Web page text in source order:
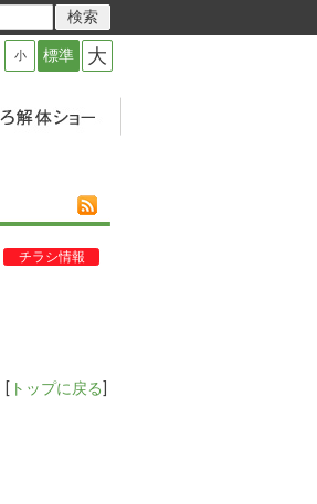
小 標準 大
チラシ情報
[ トップに戻る